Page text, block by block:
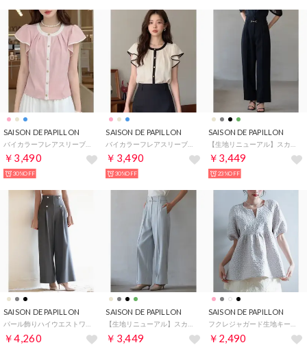
SAISON DE PAPILLON
￥3,490
30%OFF
SAISON DE PAPILLON
￥3,490
30%OFF
SAISON DE PAPILLON
￥3,449
23%OFF
SAISON DE PAPILLON
パール飾りハイウエストワイドパンツ （グレー）
￥4,260
SAISON DE PAPILLON
【生地リニューアル】スカラップハイウエストパンツ （ブルーグレー）
￥3,449
SAISON DE PAPILLON
フクレジャガード生地キーネックブラウス （グレー）
￥2,490